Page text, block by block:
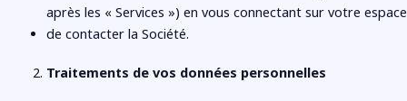
après les « Services ») en vous connectant sur votre
de contacter la Société.
Traitements de vos données personnelles